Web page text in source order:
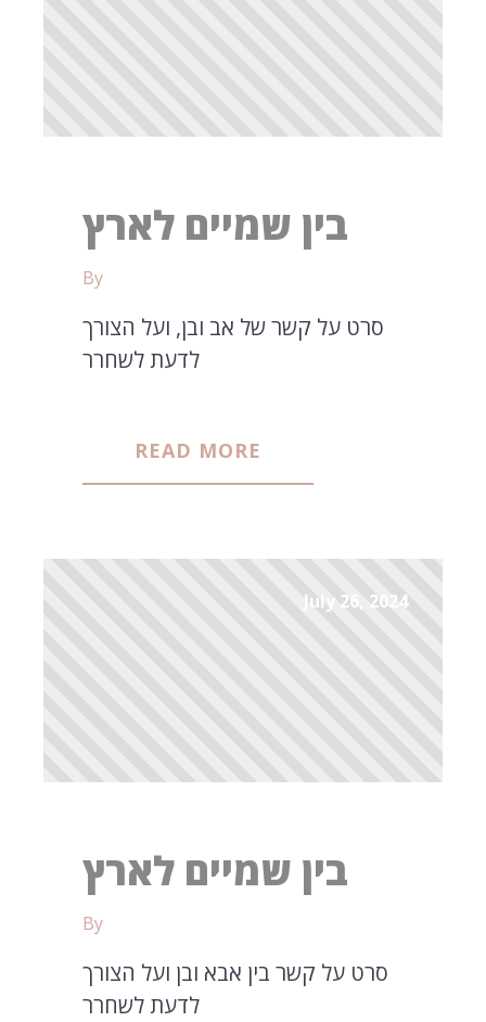
בין שמיים לארץ
By
סרט על קשר של אב ובן, ועל הצורך
לדעת לשחרר
READ MORE
July 26, 2024
בין שמיים לארץ
By
סרט על קשר בין אבא ובן ועל הצורך
לדעת לשחרר